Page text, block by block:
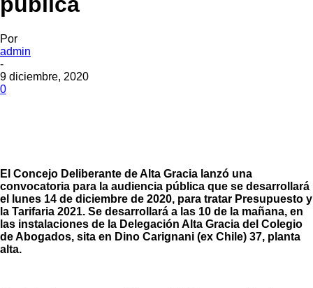
Por
admin
-
9 diciembre, 2020
0
El Concejo Deliberante de Alta Gracia lanzó una
convocatoria para la audiencia pública que se desarrollará
el lunes 14 de diciembre de 2020, para tratar Presupuesto y
la Tarifaria 2021. Se desarrollará a las 10 de la mañana, en
las instalaciones de la Delegación Alta Gracia del Colegio
de Abogados, sita en Dino Carignani (ex Chile) 37, planta
alta.